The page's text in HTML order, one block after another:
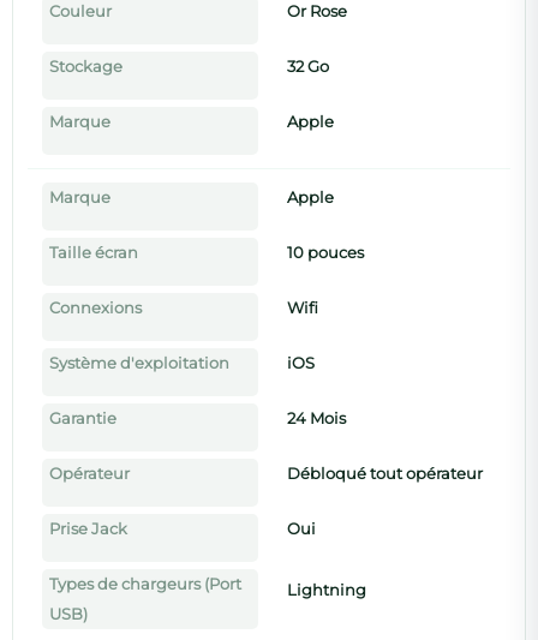
Couleur Or Rose
Stockage 32 Go
Marque Apple
Marque Apple
Taille écran 10 pouces
Connexions Wifi
Système d'exploitation iOS
Garantie 24 Mois
Opérateur Débloqué tout opérateur
Prise Jack Oui
Types de chargeurs (Port
USB)
Lightning